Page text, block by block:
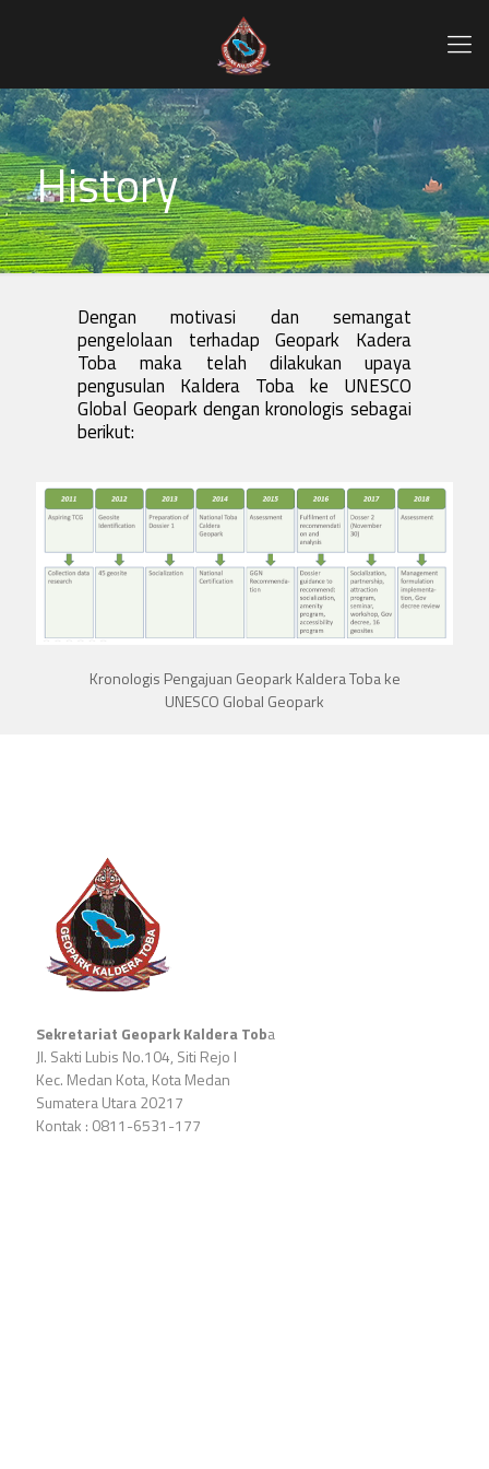
History
Dengan motivasi dan semangat
pengelolaan terhadap Geopark Kadera
Toba maka telah dilakukan upaya
pengusulan Kaldera Toba ke UNESCO
Global Geopark dengan kronologis sebagai
berikut:
Kronologis Pengajuan Geopark Kaldera Toba ke
UNESCO Global Geopark
Sekretariat Geopark Kaldera Toba
Jl. Sakti Lubis No.104, Siti Rejo I
Kec. Medan Kota, Kota Medan
Sumatera Utara 20217
Kontak : 0811-6531-177